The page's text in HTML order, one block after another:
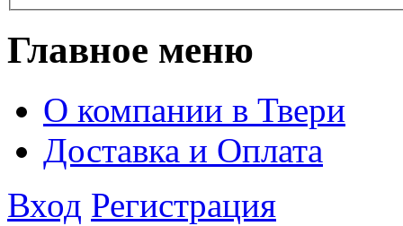
Главное меню
О компании в Твери
Доставка и Оплата
Вход Регистрация